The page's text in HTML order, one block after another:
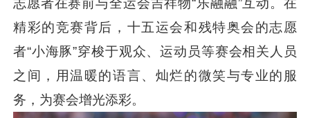
志愿者在赛前与全运会吉祥物“乐融融”互动。在
精彩的竞赛背后，十五运会和残特奥会的志愿
者“小海豚”穿梭于观众、运动员等赛会相关人员
之间，用温暖的语言、灿烂的微笑与专业的服
务，为赛会增光添彩。